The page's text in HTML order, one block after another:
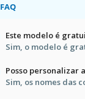
FAQ
Este modelo é
Sim, o modelo é
Posso personalizar
Sim, os nomes das